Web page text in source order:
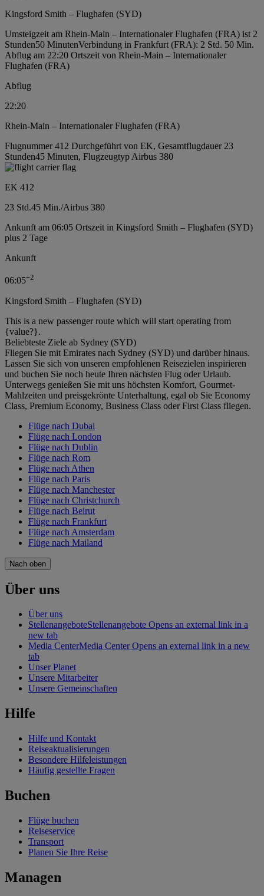
Kingsford Smith – Flughafen (SYD)
Umsteigzeit am Rhein-Main – Internationaler Flughafen (FRA) ist 2
Stunden50 MinutenVerbindung in Frankfurt (FRA): 2 Std. 50 Min.
Abflug am 22:20 Ortszeit von Rhein-Main – Internationaler
Flughafen (FRA)
Abflug
22:20
Rhein-Main – Internationaler Flughafen (FRA)
Flugnummer 412 Durchgeführt von EK, Gesamtflugdauer 23
Stunden45 Minuten, Flugzeugtyp Airbus 380
EK 412
23 Std.45 Min./Airbus 380
Ankunft am 06:05 Ortszeit in Kingsford Smith – Flughafen (SYD)
plus 2 Tage
Ankunft
06:05+2
Kingsford Smith – Flughafen (SYD)
This is a new passenger route which will start operating from
{value?}.
Beliebteste Ziele ab Sydney (SYD)
Fliegen Sie mit Emirates nach Sydney (SYD) und darüber hinaus.
Lassen Sie sich von unseren empfohlenen Reisezielen inspirieren
und buchen Sie noch heute Ihren nächsten Flug oder Urlaub.
Unterwegs genießen Sie mit uns höchsten Komfort, Gourmet-
Mahlzeiten und preisgekrönte Unterhaltung, egal ob Sie Economy
Class, Premium Economy, Business Class oder First Class fliegen.
Flüge nach Dubai
Flüge nach London
Flüge nach Dublin
Flüge nach Rom
Flüge nach Athen
Flüge nach Paris
Flüge nach Manchester
Flüge nach Christchurch
Flüge nach Beirut
Flüge nach Frankfurt
Flüge nach Amsterdam
Flüge nach Mailand
Nach oben
Über uns
Über uns
StellenangeboteStellenangebote Opens an external link in a
new tab
Media CenterMedia Center Opens an external link in a new
tab
Unser Planet
Unsere Mitarbeiter
Unsere Gemeinschaften
Hilfe
Hilfe und Kontakt
Reiseaktualisierungen
Besondere Hilfeleistungen
Häufig gestellte Fragen
Buchen
Flüge buchen
Reiseservice
Transport
Planen Sie Ihre Reise
Managen